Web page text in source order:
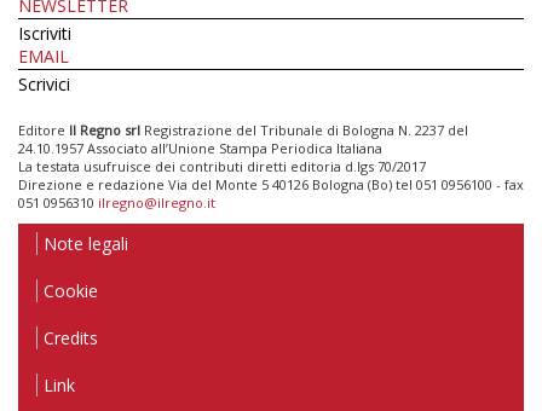
NEWSLETTER
Iscriviti
EMAIL
Scrivici
Editore Il Regno srl Registrazione del Tribunale di Bologna N. 2237 del
24.10.1957 Associato all’Unione Stampa Periodica Italiana
La testata usufruisce dei contributi diretti editoria d.lgs 70/2017
Direzione e redazione Via del Monte 5 40126 Bologna (Bo) tel 051 0956100 - fax
051 0956310 ilregno@ilregno.it
Note legali
Cookie
Credits
Link